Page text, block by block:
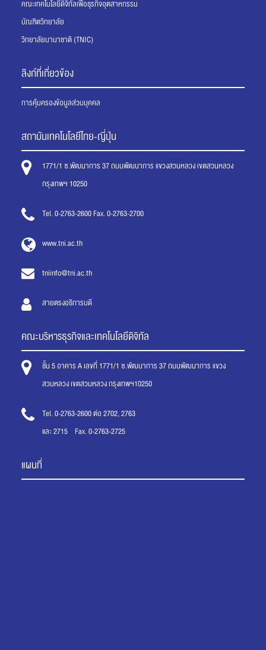
คณะเทคโนโลยีดิจิทัลเพื่อธุรกิจอุตสาหกรรม
บัณฑิตวิทยาลัย
วิทยาลัยนานาชาติ (TNIC)
ลิงก์ที่เกี่ยวข้อง
การคุ้มครองข้อมูลส่วนบุคคล
สถาบันเทคโนโลยีไทย-ญี่ปุ่น
1771/1 ซ.พัฒนาการ 37 ถนนพัฒนาการ แขวงสวนหลวง เขตสวนหลวง
กรุงเทพฯ 10250
Tel. 0-2763-2600 Fax. 0-2763-2700
www.tni.ac.th
tniinfo@tni.ac.th
สายตรงอธิการบดี
คณะบริหารธุรกิจและเทคโนโลยีดิจิทัล
ชั้น 5 อาคาร A เลขที่ 1771/1 ซ.พัฒนาการ 37 ถนนพัฒนาการ แขวง
สวนหลวง เขตสวนหลวง กรุงเทพฯ10250
Tel. 0-2763-2600 ต่อ 2702, 2763
และ 2715 Fax. 0-2763-2725
แผนที่